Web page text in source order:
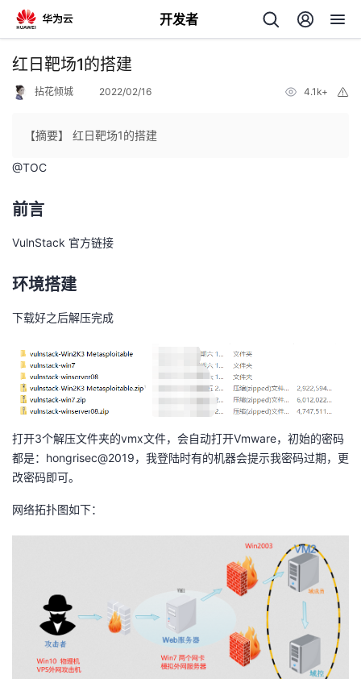
开发者
返
主
页
的
开
发
者
的
博
我
的
我
子
直
播
的
活
我
的
红日靶场1的搭建
拈花倾城 2022/02/16 4.1k+
【摘要】 红日靶场1的搭建
@TOC
前言
VulnStack 官方链接
环境搭建
下载好之后解压完成
打开3个解压文件夹的vmx文件，会自动打开Vmware，初始的密码
都是：hongrisec@2019，我登陆时有的机器会提示我密码过期，更
改密码即可。
网络拓扑图如下：